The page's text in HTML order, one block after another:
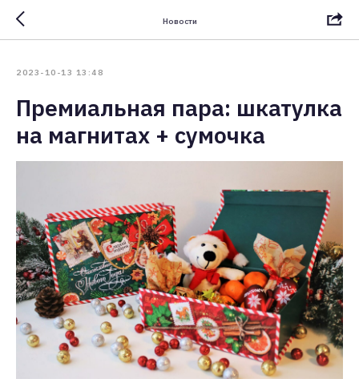
Новости
2023-10-13 13:48
Премиальная пара: шкатулка
на магнитах + сумочка